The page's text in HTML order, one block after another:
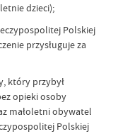
dzieci);
Polskiej
przysługuje za
który przybył
opieki osoby
małoletni obywatel
Polskiej